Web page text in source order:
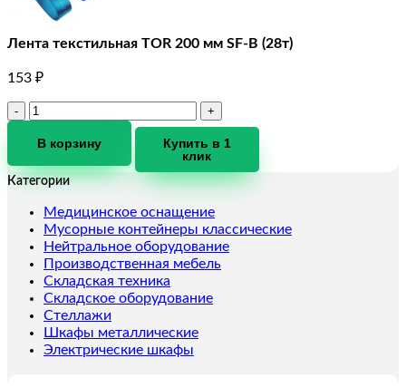
Лента текстильная TOR 200 мм SF-B (28т)
153 ₽
Количество
Лента
TOR
мм
SF-
B
(28т)
В корзину
Купить в 1
клик
Категории
Медицинское оснащение
Мусорные контейнеры классические
Нейтральное оборудование
Производственная мебель
Складская техника
Складское оборудование
Стеллажи
Шкафы металлические
Электрические шкафы